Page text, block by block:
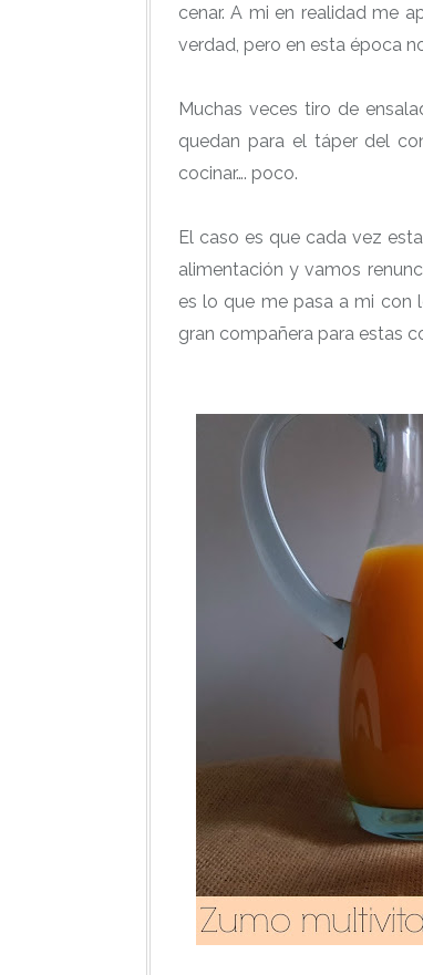
cenar. A mi en realidad me
verdad, pero en esta época
Muchas veces tiro de
quedan para el táper del
cocinar…. poco.
El caso es que cada vez
alimentación y vamos
es lo que me pasa a mi con
gran compañera para estas